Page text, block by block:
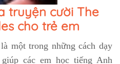
truyện cười The
cho trẻ em
một trong những cách dạy
các em học tiếng Anh